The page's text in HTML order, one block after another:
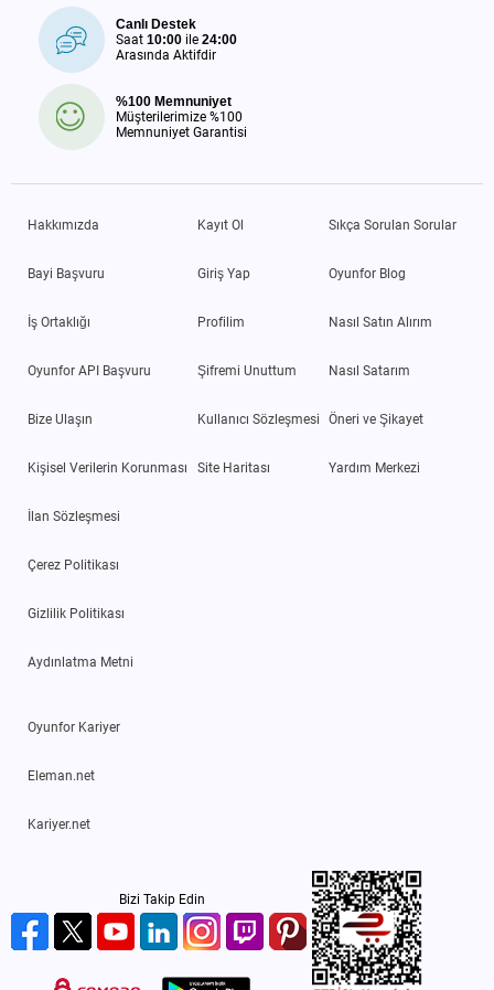
Canlı Destek
Saat 10:00 ile 24:00
Arasında Aktifdir
%100 Memnuniyet
Müşterilerimize %100
Memnuniyet Garantisi
Hakkımızda
Bayi Başvuru
İş Ortaklığı
Oyunfor API Başvuru
Bize Ulaşın
Kişisel Verilerin Korunması
İlan Sözleşmesi
Çerez Politikası
Gizlilik Politikası
Aydınlatma Metni
Kayıt Ol
Giriş Yap
Profilim
Şifremi Unuttum
Kullanıcı Sözleşmesi
Site Haritası
Sıkça Sorulan Sorular
Oyunfor Blog
Nasıl Satın Alırım
Nasıl Satarım
Öneri ve Şikayet
Yardım Merkezi
Oyunfor Kariyer
Eleman.net
Kariyer.net
Bizi Takip Edin